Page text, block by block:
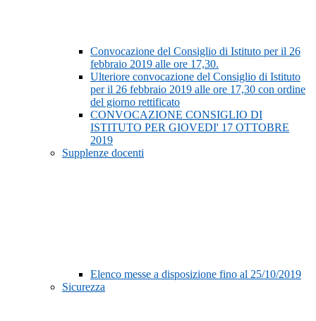
Convocazione del Consiglio di Istituto per il 26
febbraio 2019 alle ore 17,30.
Ulteriore convocazione del Consiglio di Istituto
per il 26 febbraio 2019 alle ore 17,30 con ordine
del giorno rettificato
CONVOCAZIONE CONSIGLIO DI
ISTITUTO PER GIOVEDI' 17 OTTOBRE
2019
Supplenze docenti
Elenco messe a disposizione fino al 25/10/2019
Sicurezza